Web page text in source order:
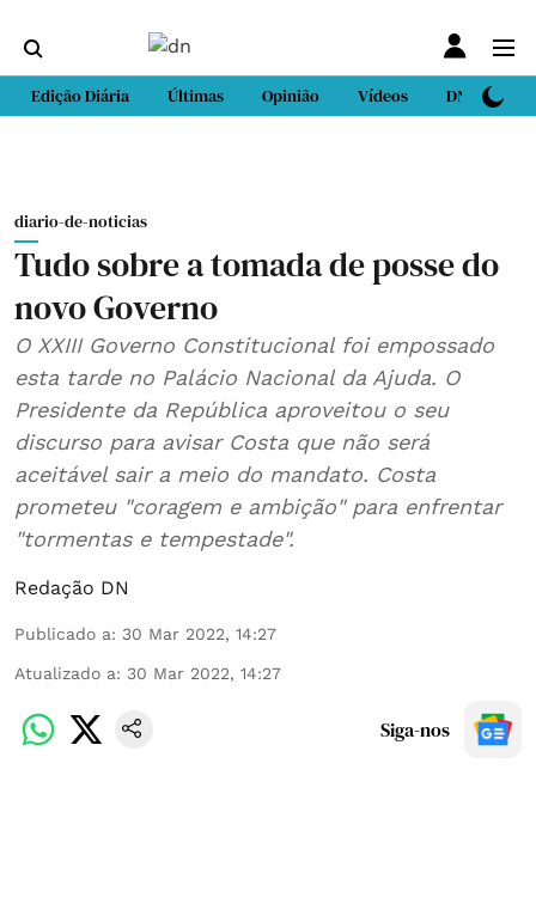
Edição Diária Últimas Opinião Vídeos DN Sport
diario-de-noticias
Tudo sobre a tomada de posse do
novo Governo
O XXIII Governo Constitucional foi empossado
esta tarde no Palácio Nacional da Ajuda. O
Presidente da República aproveitou o seu
discurso para avisar Costa que não será
aceitável sair a meio do mandato. Costa
prometeu "coragem e ambição" para enfrentar
"tormentas e tempestade".
Redação DN
Publicado a: 30 Mar 2022, 14:27
Atualizado a: 30 Mar 2022, 14:27
Siga-nos